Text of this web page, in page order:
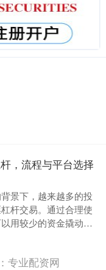
，流程与平台选择
景下，越来越多的投
杆交易。通过合理使
用较少的资金撬动更
收益。然而，网上开
专业配资网